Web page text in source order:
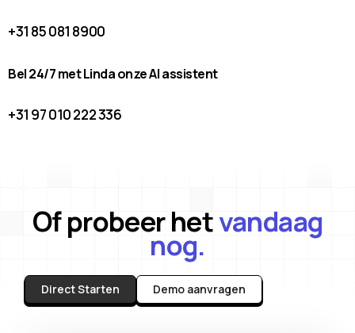
+31 85 081 8900
Bel 24/7 met Linda onze AI assistent
+31 97 010 222 336
Of probeer hetvandaag
nog.
Direct Starten Demo aanvragen